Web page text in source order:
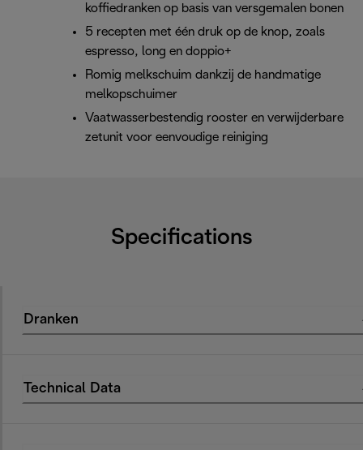
koffiedranken op basis van versgemalen bonen
5 recepten met één druk op de knop, zoals
espresso, long en doppio+
Romig melkschuim dankzij de handmatige
melkopschuimer
Vaatwasserbestendig rooster en verwijderbare
zetunit voor eenvoudige reiniging
Specifications
Dranken
Technical Data